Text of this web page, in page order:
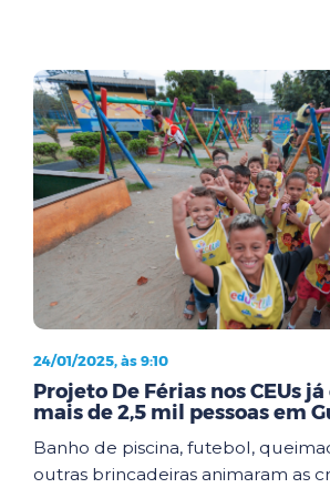
24/01/2025, às 9:10
Projeto De Férias nos CEUs
mais de 2,5 mil pessoas em
Banho de piscina, futebol,
outras brincadeiras animaram as